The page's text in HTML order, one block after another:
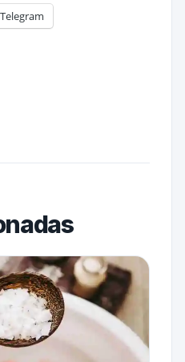
Telegram